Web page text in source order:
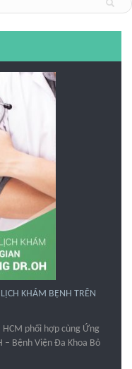
KHÁM BỆNH TRÊN
phối hợp cùng Ứng
– Bệnh Viện Đa Khoa Bỏ